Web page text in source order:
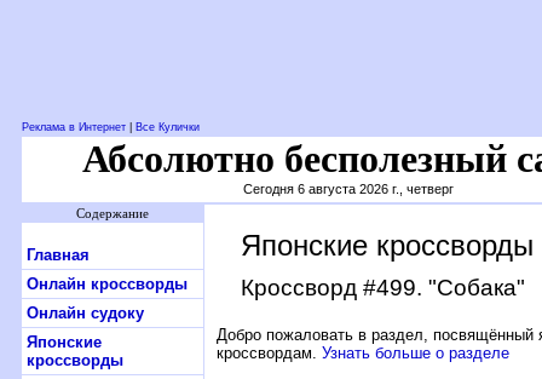
Реклама в Интернет Все Кулички
Абсолютно бесполезный
Сегодня 6 августа 2026 г., четверг
Содержание
Главная
Онлайн кроссворды
Онлайн судоку
Японские
кроссворды
Японские
Кроссворд #499. "Собака"
Добро пожаловать в раздел, посвящённый
кроссвордам. Узнать больше о разделе